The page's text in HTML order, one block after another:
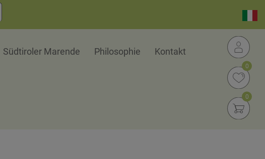
Südtiroler Marende Philosophie Kontakt
0
0